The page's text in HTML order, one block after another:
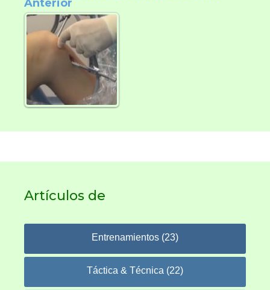
Anterior
Artículos de
Entrenamientos (23)
Táctica & Técnica (22)